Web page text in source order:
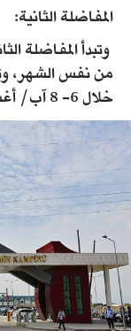
المفاضلة الثانية:
خلال 6- 8 آب/ أغسطس 2018.